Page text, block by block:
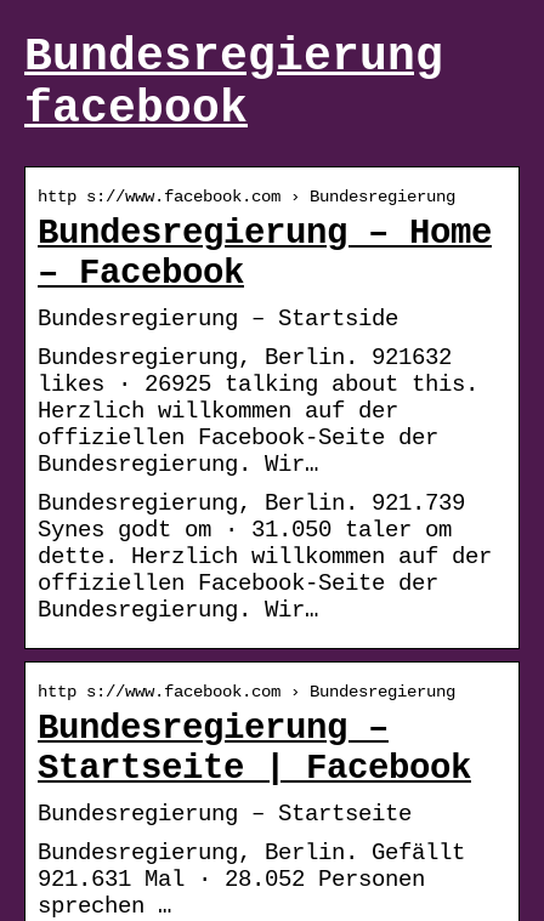
Bundesregierung
facebook
http s://www.facebook.com › Bundesregierung
Bundesregierung – Home
– Facebook
Bundesregierung – Startside
Bundesregierung, Berlin. 921632
likes · 26925 talking about this.
Herzlich willkommen auf der
offiziellen Facebook-Seite der
Bundesregierung. Wir…
Bundesregierung, Berlin. 921.739
Synes godt om · 31.050 taler om
dette. Herzlich willkommen auf der
offiziellen Facebook-Seite der
Bundesregierung. Wir…
http s://www.facebook.com › Bundesregierung
Bundesregierung –
Startseite | Facebook
Bundesregierung – Startseite
Bundesregierung, Berlin. Gefällt
921.631 Mal · 28.052 Personen
sprechen …